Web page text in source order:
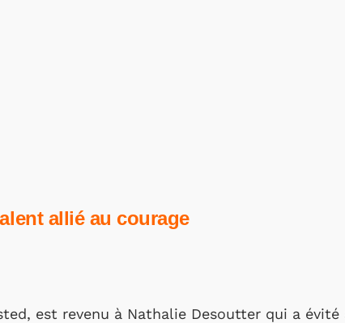
allié au courage
est revenu à Nathalie Desoutter qui a évité